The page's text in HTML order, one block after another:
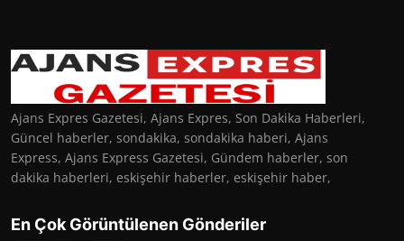
Ajans Expres Gazetesi, Ajans Expres, Son Dakika Haberleri,
Güncel haberler, sondakika, sondakika haberi, Ajans
Express, Ajans Express Gazetesi, Gündem haberler, son
dakika haberleri, eskişehir haberler, eskişehir haber,
En Çok Görüntülenen Gönderiler